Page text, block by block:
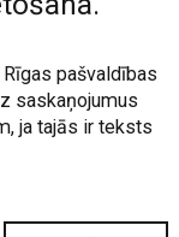
pašvaldības
saskaņojumus
ja tajās ir teksts